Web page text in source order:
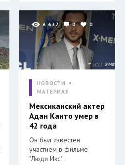
6 637 0 0
НОВОСТИ
МАТЕРИАЛ
Мексиканский актер
Адан Канто умер в
42 года
Он был известен
участием в фильме
"Люди Икс".